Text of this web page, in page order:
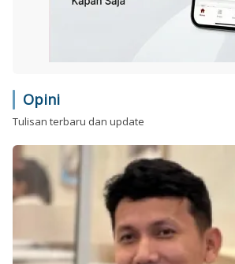
Opini
Tulisan terbaru dan update